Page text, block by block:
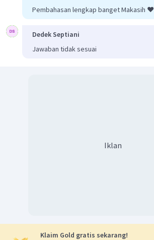
Pembahasan lengkap banget Makasih ❤️
Dedek Septiani
Jawaban tidak sesuai
Iklan
Klaim Gold gratis sekarang!